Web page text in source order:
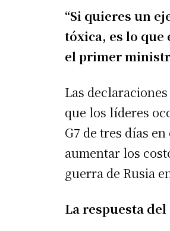
“Si quieres un
tóxica, es lo que
el primer
Las
que los líderes
G7 de tres días
aumentar los
guerra de Rusia
La respuesta